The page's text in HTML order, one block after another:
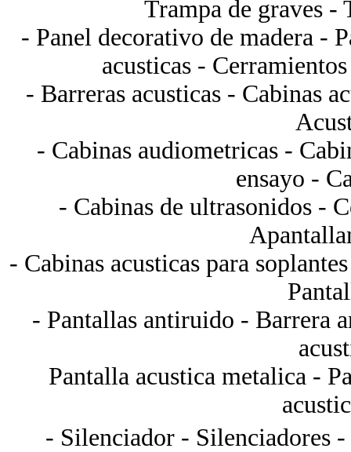
Trampa de graves -
- Panel decorativo de madera -
acusticas -
- Barreras acusticas - Cabinas
- Cabinas audiometricas -
ensayo -
- Cabinas de ultrasonidos -
- Cabinas acusticas para
- Pantallas antiruido - Barrera
Pantalla acustica metalica -
- Silenciador - Silenciadores